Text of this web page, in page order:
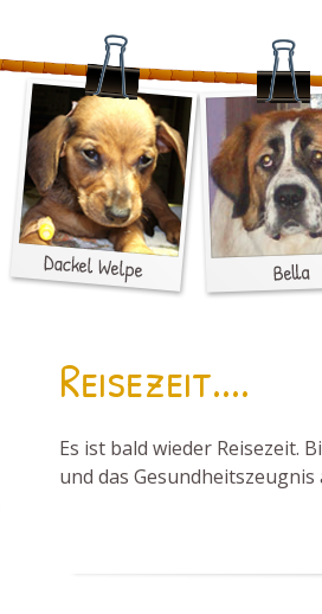
Reisezeit....
Es ist bald wieder Reisezeit.
und das